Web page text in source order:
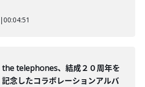
|00:04:51
the telephones、結成２０周年を
記念したコラボレーションアルバ